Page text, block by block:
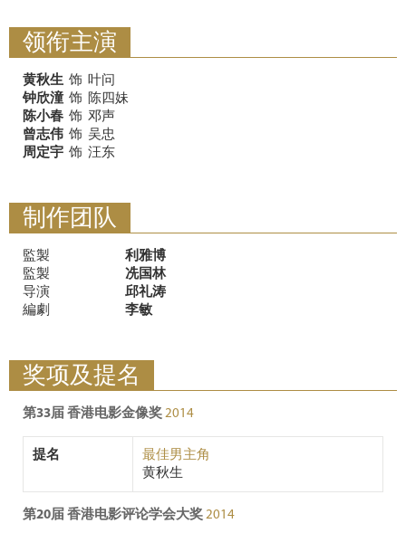
领衔主演
黄秋生 饰 叶问
钟欣潼饰 陈四妹
陈小春 饰 邓声
曾志伟 饰 吴忠
周定宇 饰 汪东
制作团队
監製
利雅博
監製
冼国林
导演
邱礼涛
編劇
李敏
奖项及提名
第33届 香港电影金像奖 2014
提名
最佳男主角
黄秋生
第20届 香港电影评论学会大奖 2014